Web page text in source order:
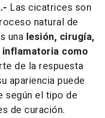
Las cicatrices son
natural de
una lesión, cirugía,
como
de la respuesta
apariencia puede
según el tipo de
de curación.